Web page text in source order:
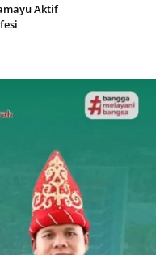
Aktif